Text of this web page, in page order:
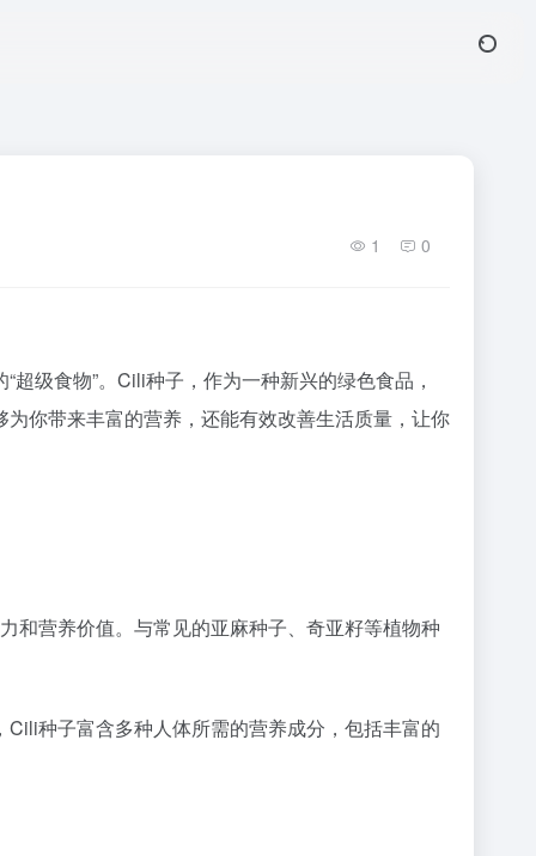
1 0
级食物”。Cili种子，作为一种新兴的绿色食品，
你带来丰富的营养，还能有效改善生活质量，让你
和营养价值。与常见的亚麻种子、奇亚籽等植物种
种子富含多种人体所需的营养成分，包括丰富的